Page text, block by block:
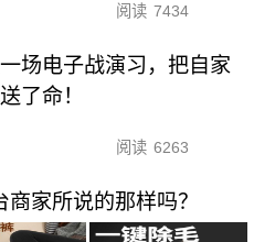
阅读 7434
场电子战演习，把自家
了命！
阅读 6263
家所说的那样吗？